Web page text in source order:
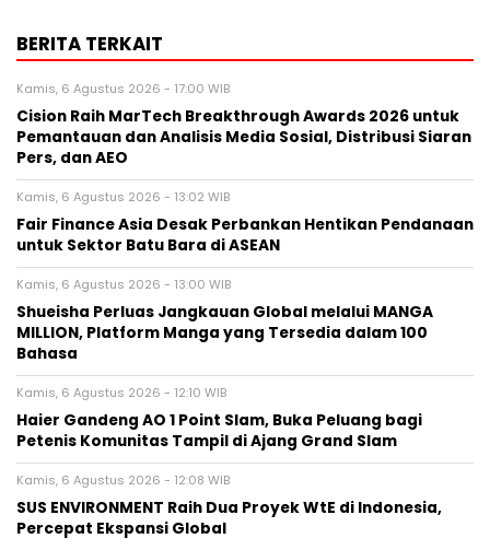
BERITA TERKAIT
Kamis, 6 Agustus 2026 - 17:00 WIB
Cision Raih MarTech Breakthrough Awards 2026 untuk
Pemantauan dan Analisis Media Sosial, Distribusi Siaran
Pers, dan AEO
Kamis, 6 Agustus 2026 - 13:02 WIB
Fair Finance Asia Desak Perbankan Hentikan Pendanaan
untuk Sektor Batu Bara di ASEAN
Kamis, 6 Agustus 2026 - 13:00 WIB
Shueisha Perluas Jangkauan Global melalui MANGA
MILLION, Platform Manga yang Tersedia dalam 100
Bahasa
Kamis, 6 Agustus 2026 - 12:10 WIB
Haier Gandeng AO 1 Point Slam, Buka Peluang bagi
Petenis Komunitas Tampil di Ajang Grand Slam
Kamis, 6 Agustus 2026 - 12:08 WIB
SUS ENVIRONMENT Raih Dua Proyek WtE di Indonesia,
Percepat Ekspansi Global